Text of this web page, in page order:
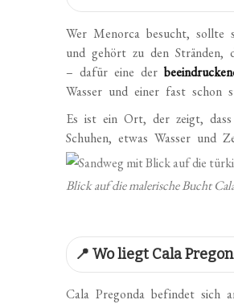
Wer Menorca besucht, sollte
und gehört zu den Stränden,
– dafür eine der
Wasser und einer fast schon
Es ist ein Ort, der zeigt,
Schuhen, etwas Wasser und
Blick auf die malerische Bucht
📍 Wo liegt Cala
Cala Pregonda befindet sich